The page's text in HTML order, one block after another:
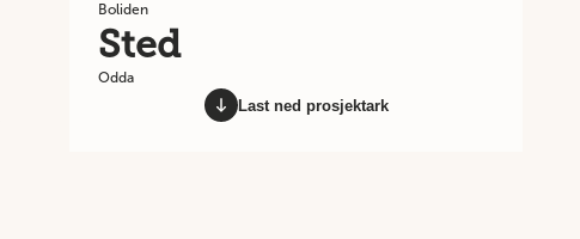
Boliden
Sted
Odda
Last ned prosjektark